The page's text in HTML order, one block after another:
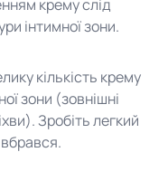
крему слід
інтимної зони.
кількість крему
зони (зовнішні
Зробіть легкий